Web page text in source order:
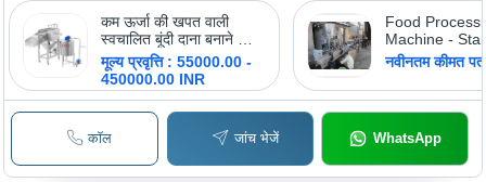
कम ऊर्जा की खपत वाली
स्वचालित बूंदी दाना बनाने की
मशीन
मूल्य प्रवृत्ति : 55000.00 -
450000.00 INR
Food
Machine -
Steel, 10ft x
Output, Easy
Automation,
नवीनतम कीमत
कॉल जांच भेजें WhatsApp